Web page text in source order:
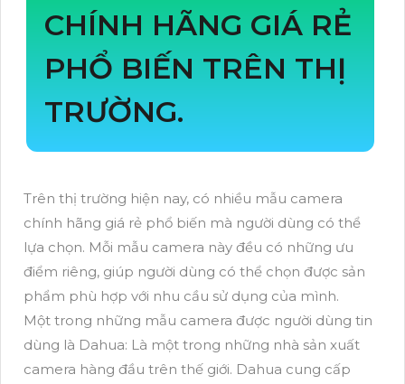
CHÍNH HÃNG GIÁ RẺ
PHỔ BIẾN TRÊN THỊ
TRƯỜNG.
Trên thị trường hiện nay, có nhiều mẫu camera
chính hãng giá rẻ phổ biến mà người dùng có thể
lựa chọn. Mỗi mẫu camera này đều có những ưu
điểm riêng, giúp người dùng có thể chọn được sản
phẩm phù hợp với nhu cầu sử dụng của mình.
Một trong những mẫu camera được người dùng tin
dùng là Dahua: Là một trong những nhà sản xuất
camera hàng đầu trên thế giới. Dahua cung cấp